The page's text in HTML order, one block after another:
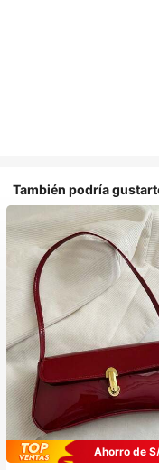
También podría
Ahorro de